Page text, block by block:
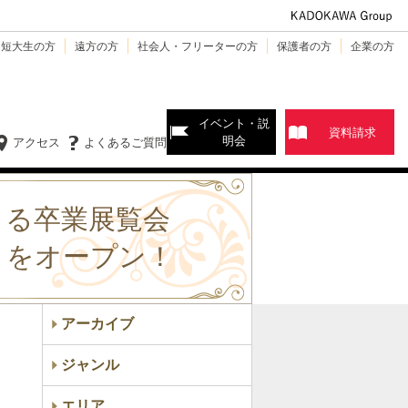
大生の方 遠方の方 社会人・フリーターの方 保護者の方 企業の方
よくあるご質問
アクセス
イベント・説
明会
資料請求
卒業展覧会
オープン！
アーカイブ
ジャンル